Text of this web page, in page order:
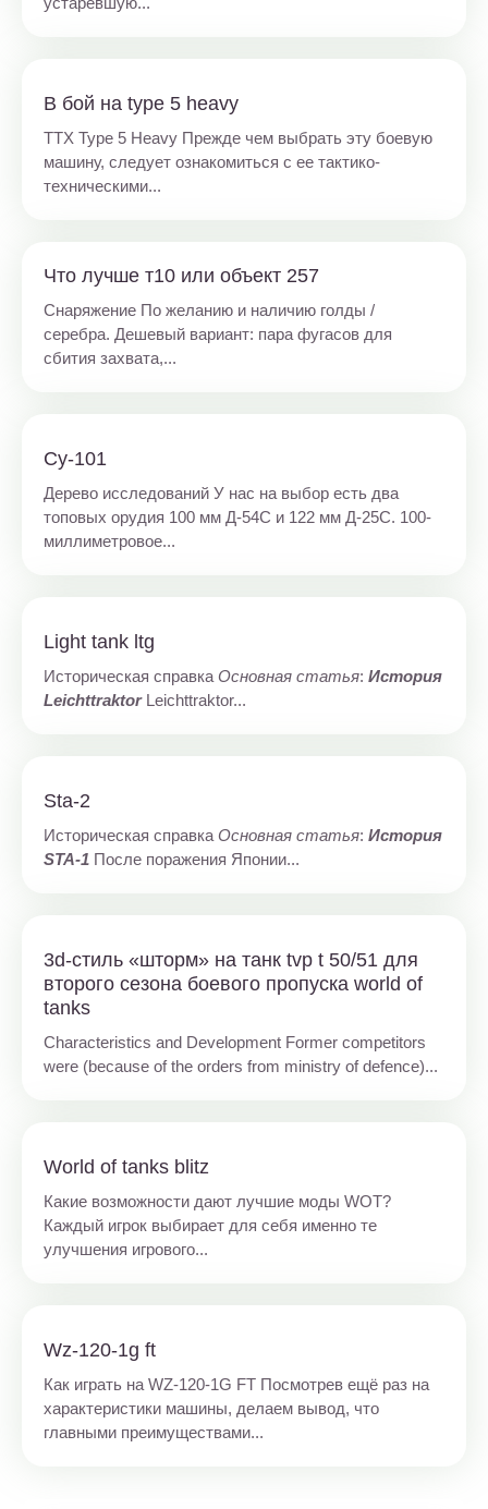
В бой на type 5 heavy
ТТХ Type 5 Heavy Прежде чем выбрать эту боевую
машину, следует ознакомиться с ее тактико-
техническими...
Что лучше т10 или объект 257
Снаряжение По желанию и наличию голды /
серебра. Дешевый вариант: пара фугасов для
сбития захвата,...
Су-101
Дерево исследований У нас на выбор есть два
топовых орудия 100 мм Д-54С и 122 мм Д-25С. 100-
миллиметровое...
Light tank ltg
Историческая справка Основная статья: История
LeichttraktorLeichttraktor...
Sta-2
Историческая справка Основная статья: История
STA-1 После поражения Японии...
3d-стиль «шторм» на танк tvp t 50/51 для
второго сезона боевого пропуска world of
tanks
Characteristics and Development Former competitors
were (because of the orders from ministry of defence)...
World of tanks blitz
Какие возможности дают лучшие моды WOT?
Каждый игрок выбирает для себя именно те
улучшения игрового...
Wz-120-1g ft
Как играть на WZ-120-1G FT Посмотрев ещё раз на
характеристики машины, делаем вывод, что
главными преимуществами...